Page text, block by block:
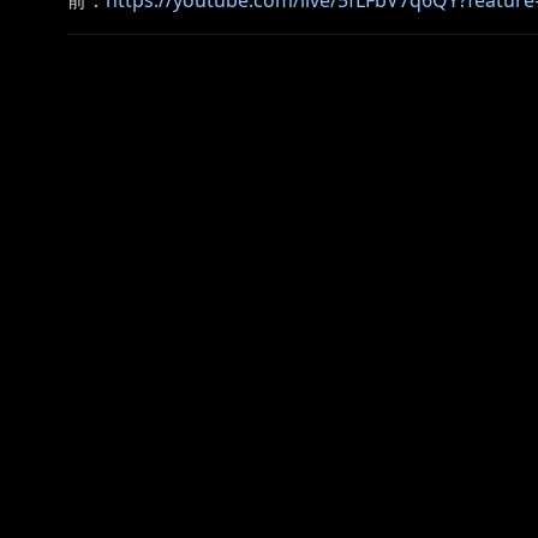
次：
https://www.youtube.com/